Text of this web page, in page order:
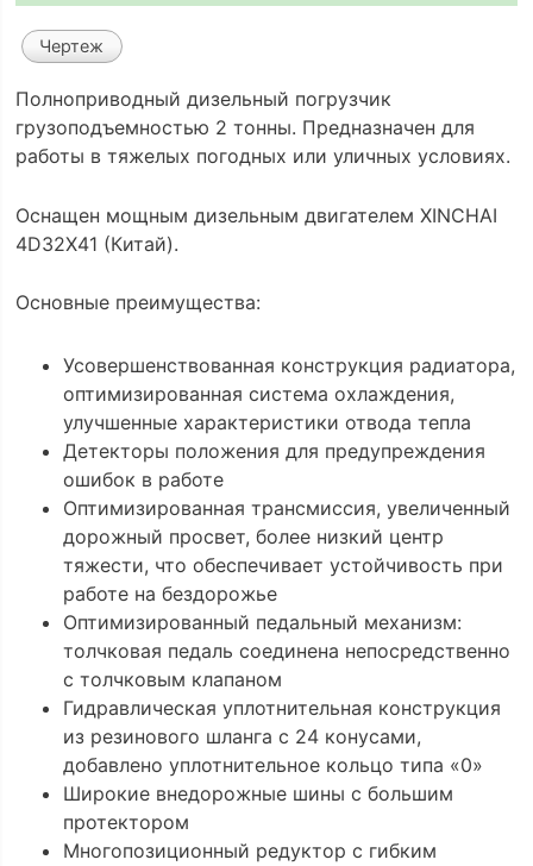
Чертеж
Полноприводный дизельный погрузчик
грузоподъемностью 2 тонны. Предназначен для
работы в тяжелых погодных или уличных условиях.
Оснащен мощным дизельным двигателем XINCHAI
4D32X41 (Китай).
Основные преимущества:
Усовершенствованная конструкция радиатора,
оптимизированная система охлаждения,
улучшенные характеристики отвода тепла
Детекторы положения для предупреждения
ошибок в работе
Оптимизированная трансмиссия, увеличенный
дорожный просвет, более низкий центр
тяжести, что обеспечивает устойчивость при
работе на бездорожье
Оптимизированный педальный механизм:
толчковая педаль соединена непосредственно
с толчковым клапаном
Гидравлическая уплотнительная конструкция
из резинового шланга с 24 конусами,
добавлено уплотнительное кольцо типа «0»
Широкие внедорожные шины с большим
протектором
Многопозиционный редуктор с гибким